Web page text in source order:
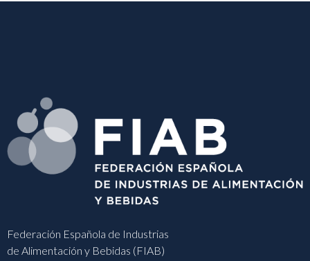
Federación Española de Industrias
de Alimentación y Bebidas (FIAB)